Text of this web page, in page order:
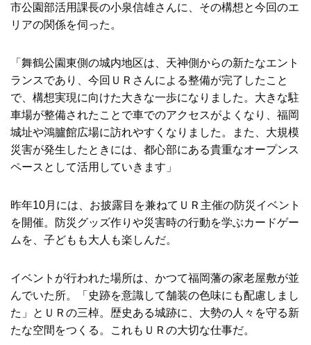
市公園部活用課長の小泉信雄さんに、その構想と今回のエ
リアの関係を伺った。
「舞鶴公園東側の城内地区は、天神側からの新たなエント
ランスであり、今回ＵＲさんによる整備が完了したこと
で、構想実現に向けた大きな一歩になりました。大きな駐
車場が整備されたことで車でのアクセスがよくなり、福岡
城址や鴻臚館広場に訪れやすくなりました。また、大規模
災害が発生したときには、都心部にある貴重なオープンス
ペースとして活用していきます」
昨年10月には、お披露目を兼ねてＵＲ主催の防災イベント
を開催。防災グッズ作りや災害時の行動を学ぶカードゲー
ムを、子どもも大人も楽しんだ。
イベントが行われた場所は、かつて福岡藩の家老屋敷が並
んでいた所。「史跡を意識して舗装の色味にも配慮しまし
た」とＵＲの三棹。歴史ある城跡に、大勢の人々を守る新
たな空間をつくる。これもＵＲの大切な仕事だ。